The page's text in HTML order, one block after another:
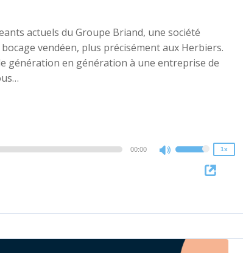
actuels du Groupe Briand, une société
vendéen, plus précisément aux Herbiers.
génération en génération à une entreprise de
00:00
Use
Up/Down
to
or
1x